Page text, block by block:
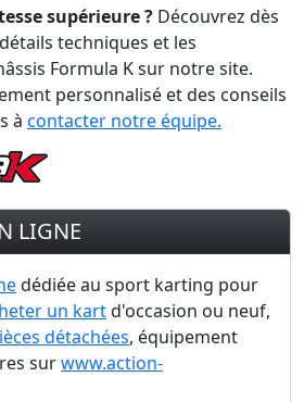
supérieure ? Découvrez dès
techniques et les
Formula K sur notre site.
personnalisé et des conseils
à contacter notre équipe.
LIGNE
dédiée au sport karting pour
un kartd'occasion ou neuf,
détachées, équipement
surwww.action-